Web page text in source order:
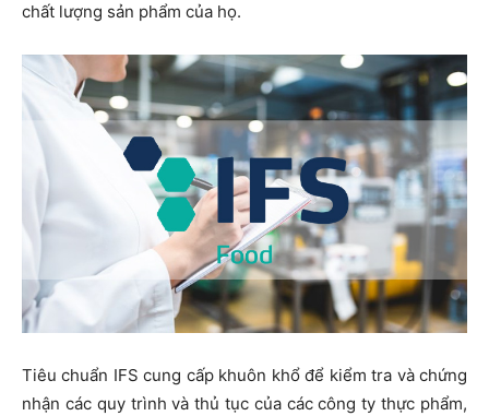
chất lượng sản phẩm của họ.
Tiêu chuẩn IFS cung cấp khuôn khổ để kiểm tra và chứng
nhận các quy trình và thủ tục của các công ty thực phẩm,